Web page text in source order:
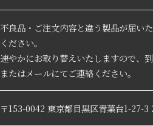
不良品・ご注文内容と違う製品が届い
ください。
速やかにお取り替えいたしますので、
またはメールにてご連絡ください。
〒153-0042 東京都目黒区青葉台1-27-3